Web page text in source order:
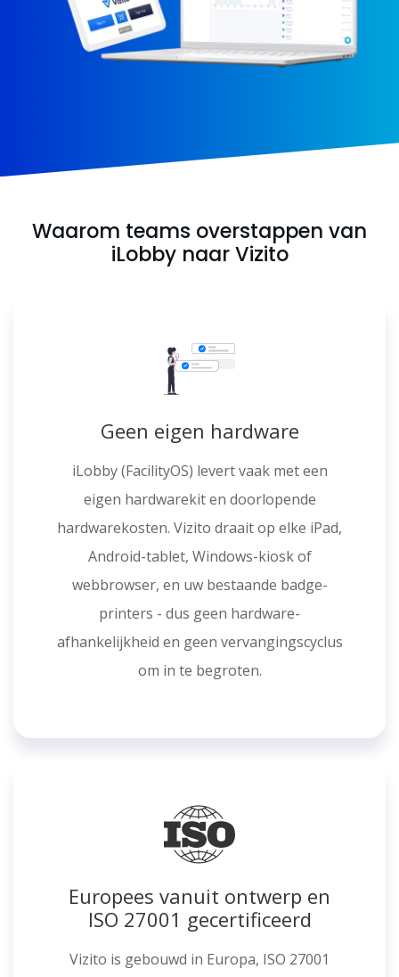
Waarom teams overstappen van
iLobby naar Vizito
Geen eigen hardware
iLobby (FacilityOS) levert vaak met een
eigen hardwarekit en doorlopende
hardwarekosten. Vizito draait op elke iPad,
Android-tablet, Windows-kiosk of
webbrowser, en uw bestaande badge-
printers - dus geen hardware-
afhankelijkheid en geen vervangingscyclus
om in te begroten.
Europees vanuit ontwerp en
ISO 27001 gecertificeerd
Vizito is gebouwd in Europa, ISO 27001